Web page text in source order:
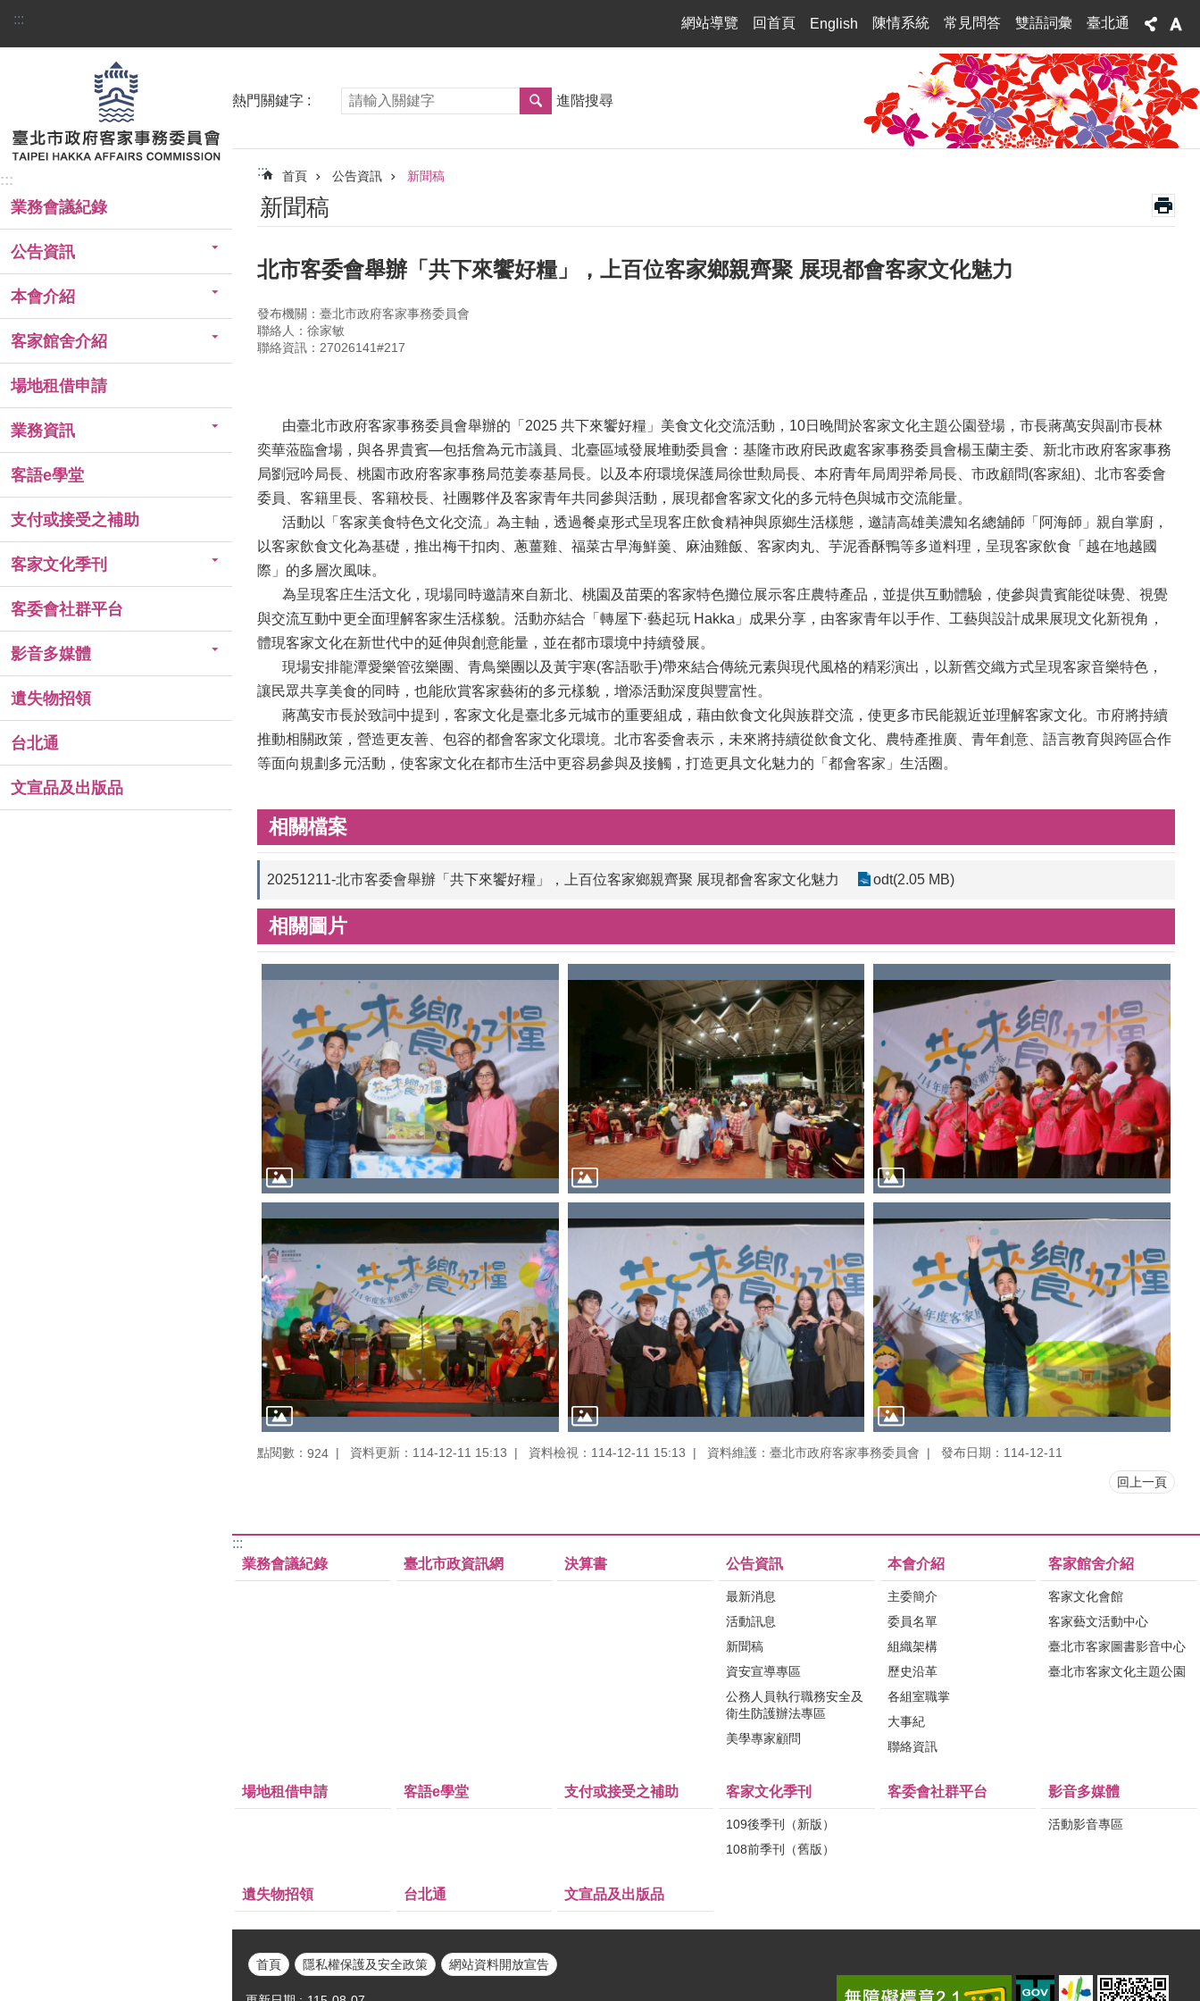
跳到主要內容區塊
::: 網站導覽 回首頁 English 陳情系統 常見問答 雙語詞彙 臺北通
:::
業務會議紀錄
公告資訊
本會介紹
客家館舍介紹
場地租借申請
業務資訊
客語e學堂
支付或接受之補助
客家文化季刊
客委會社群平台
影音多媒體
遺失物招領
台北通
文宣品及出版品
熱門關鍵字 進階搜尋
::: 首頁 公告資訊 新聞稿
新聞稿
北市客委會舉辦「共下來饗好糧」，上百位客家鄉親齊聚 展現都會客家文化魅力
發布機關：臺北市政府客家事務委員會
聯絡人：徐家敏
聯絡資訊：27026141#217
由臺北市政府客家事務委員會舉辦的「2025 共下來饗好糧」美食文化交流活動，10日晚間於客家文化主題公園登場，市長蔣萬安與副市長林
奕華蒞臨會場，與各界貴賓—包括詹為元市議員、北臺區域發展堆動委員會：基隆市政府民政處客家事務委員會楊玉蘭主委、新北市政府客家事務
局劉冠吟局長、桃園市政府客家事務局范姜泰基局長。以及本府環境保護局徐世勲局長、本府青年局周羿希局長、市政顧問(客家組)、北市客委會
委員、客籍里長、客籍校長、社團夥伴及客家青年共同參與活動，展現都會客家文化的多元特色與城市交流能量。
活動以「客家美食特色文化交流」為主軸，透過餐桌形式呈現客庄飲食精神與原鄉生活樣態，邀請高雄美濃知名總舖師「阿海師」親自掌廚，
以客家飲食文化為基礎，推出梅干扣肉、蔥薑雞、福菜古早海鮮羹、麻油雞飯、客家肉丸、芋泥香酥鴨等多道料理，呈現客家飲食「越在地越國
際」的多層次風味。
為呈現客庄生活文化，現場同時邀請來自新北、桃園及苗栗的客家特色攤位展示客庄農特產品，並提供互動體驗，使參與貴賓能從味覺、視覺
與交流互動中更全面理解客家生活樣貌。活動亦結合「轉屋下·藝起玩 Hakka」成果分享，由客家青年以手作、工藝與設計成果展現文化新視角，
體現客家文化在新世代中的延伸與創意能量，並在都市環境中持續發展。
現場安排龍潭愛樂管弦樂團、青鳥樂團以及黃宇寒(客語歌手)帶來結合傳統元素與現代風格的精彩演出，以新舊交織方式呈現客家音樂特色，
讓民眾共享美食的同時，也能欣賞客家藝術的多元樣貌，增添活動深度與豐富性。
蔣萬安市長於致詞中提到，客家文化是臺北多元城市的重要組成，藉由飲食文化與族群交流，使更多市民能親近並理解客家文化。市府將持續
推動相關政策，營造更友善、包容的都會客家文化環境。北市客委會表示，未來將持續從飲食文化、農特產推廣、青年創意、語言教育與跨區合作
等面向規劃多元活動，使客家文化在都市生活中更容易參與及接觸，打造更具文化魅力的「都會客家」生活圈。
相關檔案
20251211-北市客委會舉辦「共下來饗好糧」，上百位客家鄉親齊聚 展現都會客家文化魅力 odt(2.05 MB)
相關圖片
點閱數： 924 資料更新：114-12-11 15:13 資料檢視：114-12-11 15:13 資料維護：臺北市政府客家事務委員會 發布日期：114-12-11
回上一頁
:::
業務會議紀錄
臺北市政資訊網 決算書 公告資訊
最新消息
活動訊息
新聞稿
資安宣導專區
公務人員執行職務安全及
衛生防護辦法專區
美學專家顧問
本會介紹
主委簡介
委員名單
組織架構
歷史沿革
各組室職掌
大事紀
聯絡資訊
客家館舍介紹
客家文化會館
客家藝文活動中心
臺北市客家圖書影音中心
臺北市客家文化主題公園
場地租借申請 客語e學堂 支付或接受之補助 客家文化季刊
109後季刊（新版）
108前季刊（舊版）
客委會社群平台 影音多媒體
活動影音專區
遺失物招領 台北通 文宣品及出版品
首頁 隱私權保護及安全政策 網站資料開放宣告